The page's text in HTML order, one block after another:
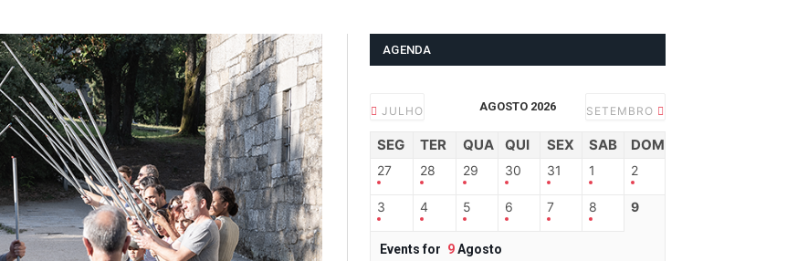
AGENDA
JULHO AGOSTO 2026 SETEMBRO
SEG TER QUA QUI SEX SAB DOM
27 28 29 30 31 1 2
3 4 5 6 7 8 9
Events for 9Agosto